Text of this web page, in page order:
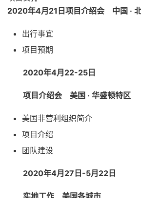
2020年4月21日项目介绍会 中国 ·
出行事宜
项目预期
2020年4月22-25日
项目介绍会 美国 · 华盛顿特区
美国非营利组织简介
项目介绍
团队建设
2020年4月27日-5月22日
实地工作 美国各城市